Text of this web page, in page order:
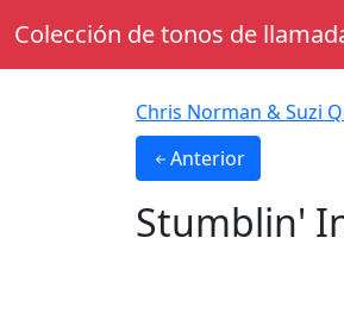
Colección de tonos de
Chris Norman & Suzi
Anterior
Stumblin'